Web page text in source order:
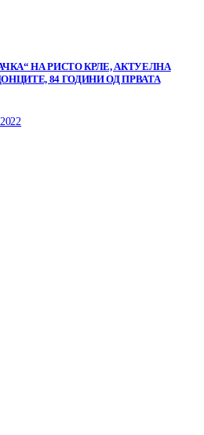
НА РИСТО КРЛЕ, АКТУЕЛНА
84 ГОДИНИ ОД ПРВАТА